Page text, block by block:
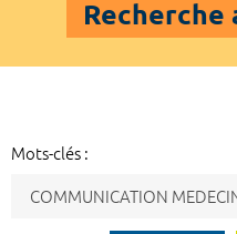
Recherche
Mots-clés :